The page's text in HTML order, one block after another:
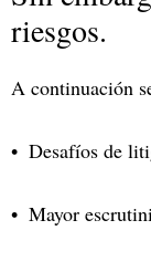
riesgos.
A continuación
Desafíos de
Mayor